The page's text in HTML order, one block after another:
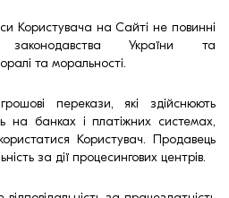
Користувача на Сайті не повинні
України та
та моральності.
перекази, які здійснюють
на банках і платіжних системах,
Користувач. Продавець
за дії процесингових центрів.